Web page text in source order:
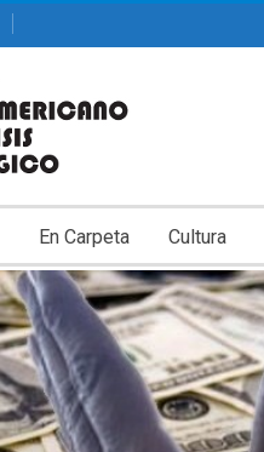
En Carpeta Cultura